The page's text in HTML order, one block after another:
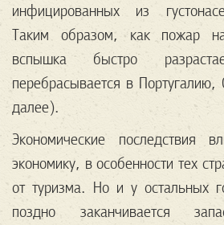
инфицированных из
Таким образом, как пожар
вспышка быстро
перебрасывается в
далее).
Экономические последствия
экономику, в особенности тех
от туризма. Но и у остальных
поздно заканчивается